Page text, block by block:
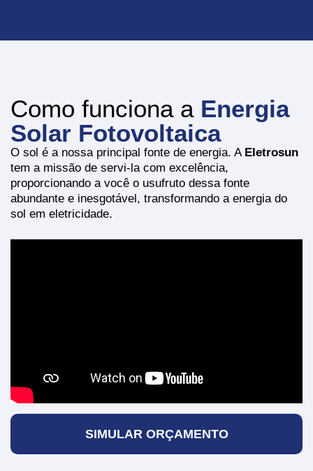
SIMULAR ORÇAMENTO
Como funciona a Energia
Solar Fotovoltaica
O sol é a nossa principal fonte de energia. A Eletrosun
tem a missão de servi-la com excelência,
proporcionando a você o usufruto dessa fonte
abundante e inesgotável, transformando a energia do
sol em eletricidade.